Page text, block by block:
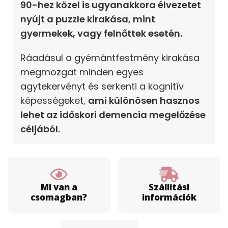
90-hez közel is ugyanakkora élvezetet
nyújt a puzzle kirakása, mint
gyermekek, vagy felnőttek esetén.
Ráadásul a gyémántfestmény kirakása
megmozgat minden egyes
agytekervényt és serkenti a kognitív
képességeket, ami különösen hasznos
lehet az időskori demencia megelőzése
céljából.
Mi van a
csomagban?
Szállítási
információk